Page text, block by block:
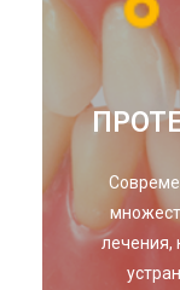
лечения,